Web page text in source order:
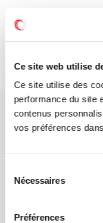
Ce site web utilise
Ce site utilise des
performance du site
contenus
vos préférences
Nécessaires
Préférences
A 21 kilomètres de
Route nationale 10
Gare SNCF station
Votre interlocuteur
Mélanie